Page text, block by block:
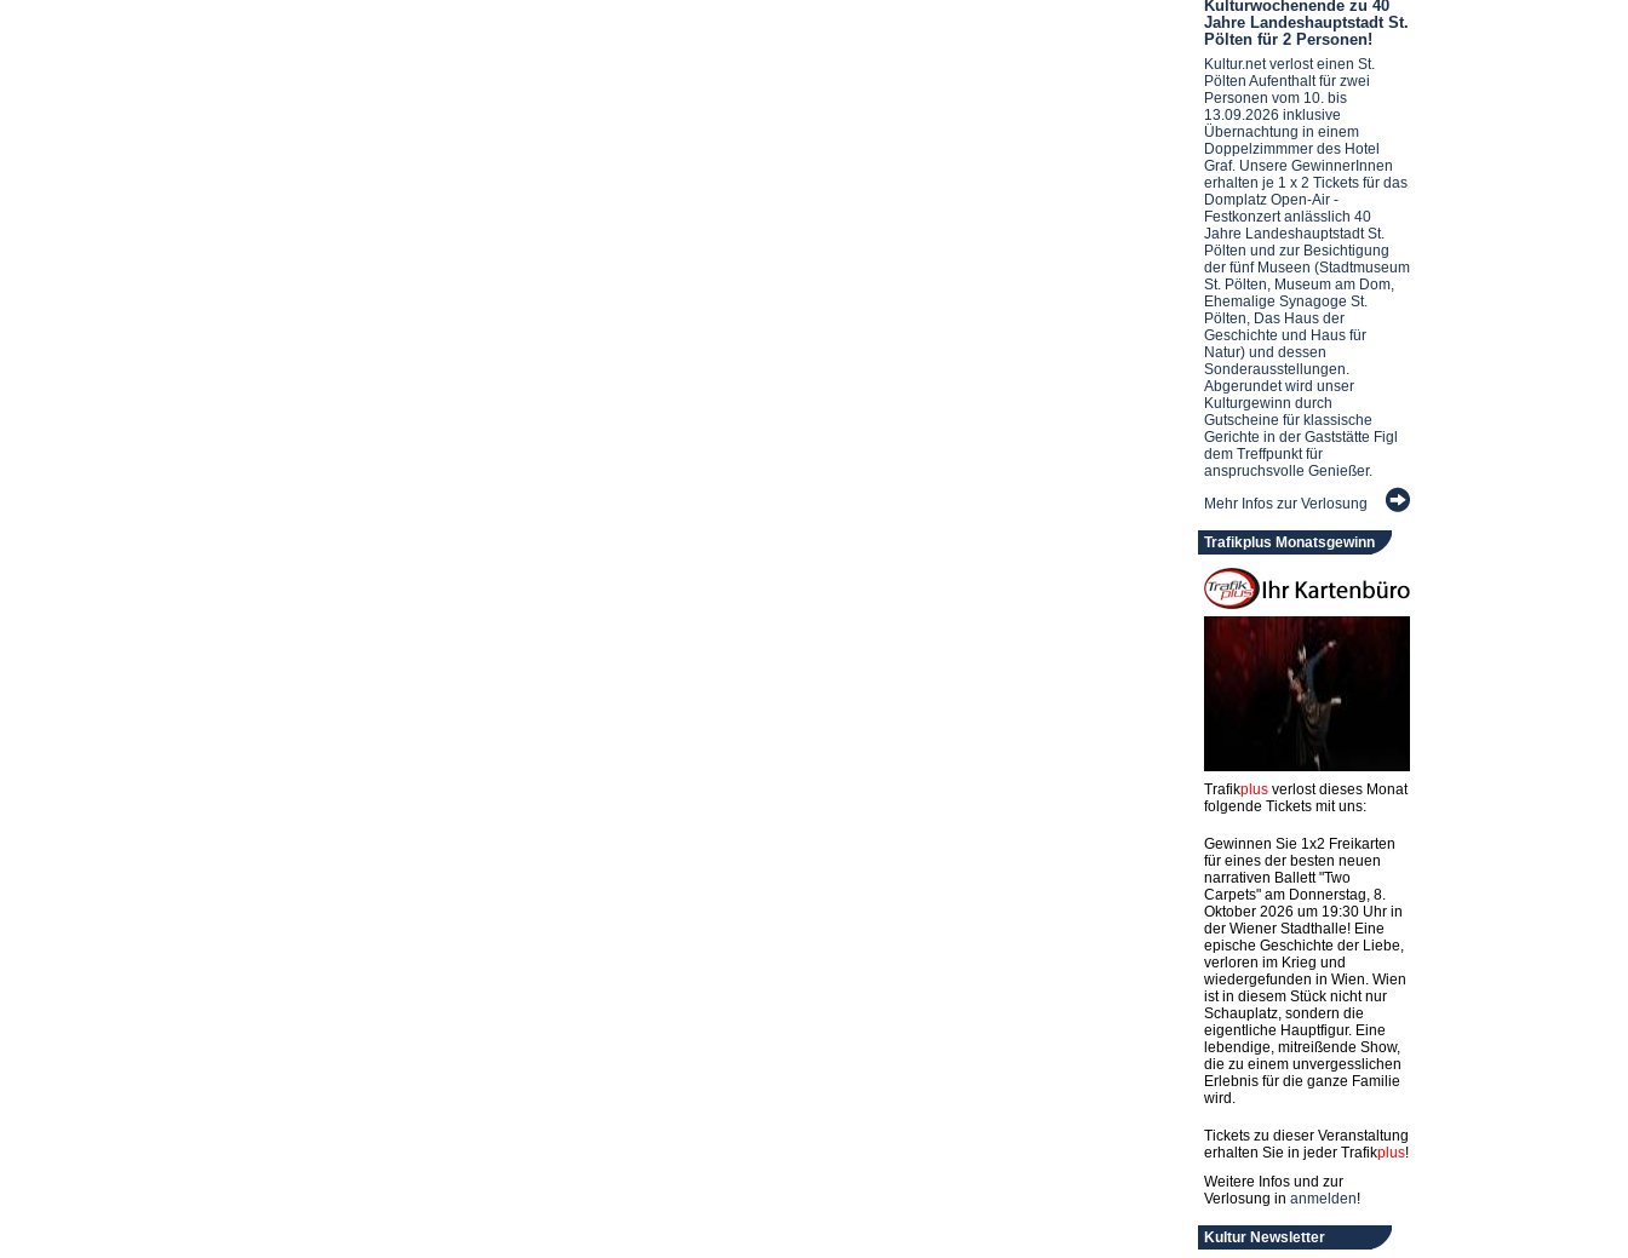
Kulturwochenende zu 40
Jahre Landeshauptstadt St.
Pölten für 2 Personen!
Kultur.net verlost einen St.
Pölten Aufenthalt für zwei
Personen vom 10. bis
13.09.2026 inklusive
Übernachtung in einem
Doppelzimmmer des Hotel
Graf. Unsere GewinnerInnen
erhalten je 1 x 2 Tickets für das
Domplatz Open-Air -
Festkonzert anlässlich 40
Jahre Landeshauptstadt St.
Pölten und zur Besichtigung
der fünf Museen (Stadtmuseum
St. Pölten, Museum am Dom,
Ehemalige Synagoge St.
Pölten, Das Haus der
Geschichte und Haus für
Natur) und dessen
Sonderausstellungen.
Abgerundet wird unser
Kulturgewinn durch
Gutscheine für klassische
Gerichte in der Gaststätte Figl
dem Treffpunkt für
anspruchsvolle Genießer.
Mehr Infos zur Verlosung
Trafikplus Monatsgewinn
Trafikplusverlost dieses Monat
folgende Tickets mit uns:
Gewinnen Sie 1x2 Freikarten
für eines der besten neuen
narrativen Ballett "Two
Carpets" am Donnerstag, 8.
Oktober 2026 um 19:30 Uhr in
der Wiener Stadthalle! Eine
epische Geschichte der Liebe,
verloren im Krieg und
wiedergefunden in Wien. Wien
ist in diesem Stück nicht nur
Schauplatz, sondern die
eigentliche Hauptfigur. Eine
lebendige, mitreißende Show,
die zu einem unvergesslichen
Erlebnis für die ganze Familie
wird.
Tickets zu dieser Veranstaltung
erhalten Sie in jeder Trafikplus!
Weitere Infos und zur
Verlosung in anmelden!
Kultur Newsletter